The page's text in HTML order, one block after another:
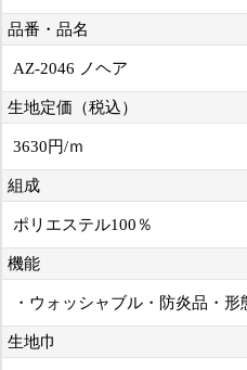
品番・品名
AZ-2046 ノヘア
生地定価（税込）
3630円/ｍ
組成
ポリエステル100％
機能
・ウォッシャブル・防炎品・
生地巾